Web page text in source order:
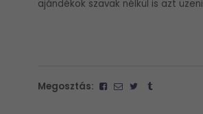
ajándékok szavak nélkül is azt
Megosztás: